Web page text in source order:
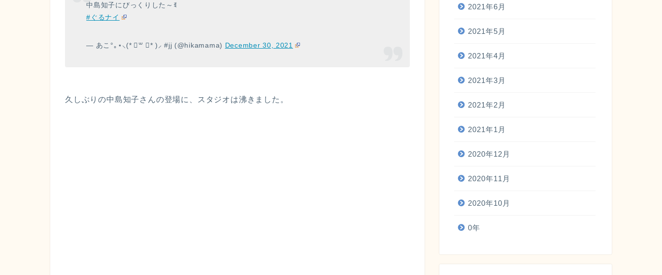
中島知子にびっくりした～ꉂ
#ぐるナイ
— あこ°｡⋆⸜(* ॑꒳ ॑* )⸝ #jj (@hikamama) December 30, 2021
久しぶりの中島知子さんの登場に、スタジオは沸きました。
2021年6月
2021年5月
2021年4月
2021年3月
2021年2月
2021年1月
2020年12月
2020年11月
2020年10月
0年